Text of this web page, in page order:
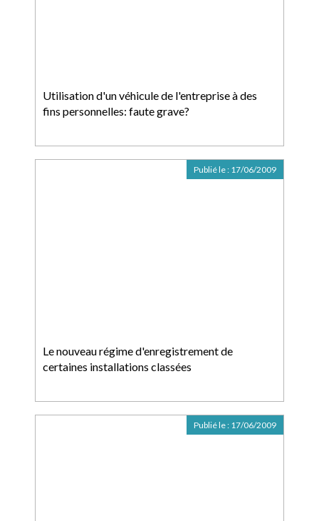
Utilisation d'un véhicule de l'entreprise à des
fins personnelles: faute grave?
Le nouveau régime d'enregistrement de
certaines installations classées
Publié le : 17/06/2009
Publié le : 17/06/2009